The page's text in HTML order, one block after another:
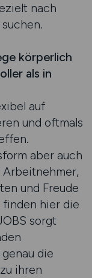
nach
körperlich
als in
auf
und oftmals
aber auch
Arbeitnehmer,
und Freude
finden hier die
sorgt
die
ihren